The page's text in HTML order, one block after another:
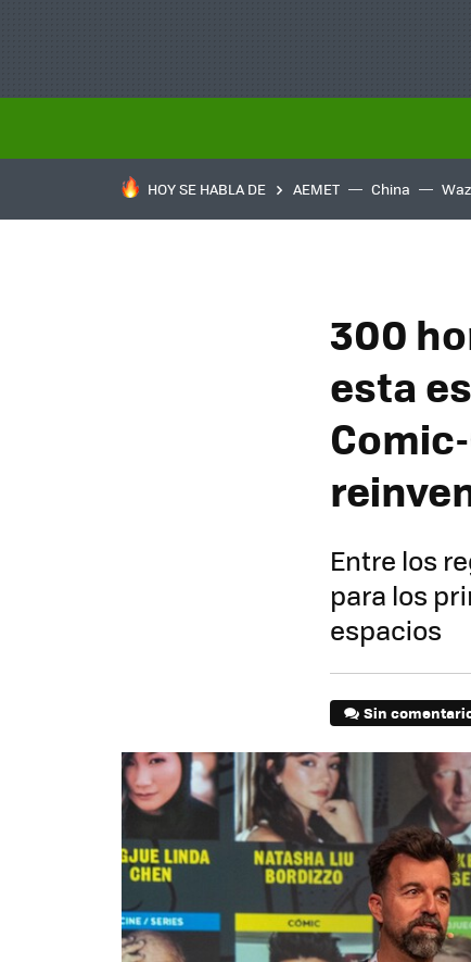
HOY SE HABLA DE AEMET China
300
esta
Entre los
para los
espacios
Sin